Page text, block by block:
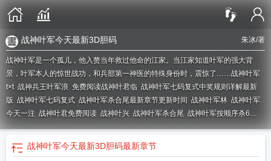
朱冰/著
战神叶军今天最新3D胆码
战神叶军是一个孤儿，他入赘当年救过他命的江家。当江家知道叶军的强大背
景，叶军本人的惊世战功，和兵部第一神医的特殊身份时，震惊了……战神叶军
t×t 战神兵王叶军浪 免费阅读战神叶君临 战神叶军七码复式中奖规则详解最新
版 战神叶军七码复式 战神叶军杀合尾最新章节更新时间 战神叶军林 战神叶军
今天一注 战神叶君免费阅读 战神叶兴 战神叶军杀合尾 战神叶军按顺序杀6
尾战神叶军定尾战神军团主帅叶倾天战神叶军灵战神叶军临档案战神叶军福
战神叶君林 战神叶军浪最新章节更新内容简介
军独胆王
战神叶军今天最新3D胆码最新章节